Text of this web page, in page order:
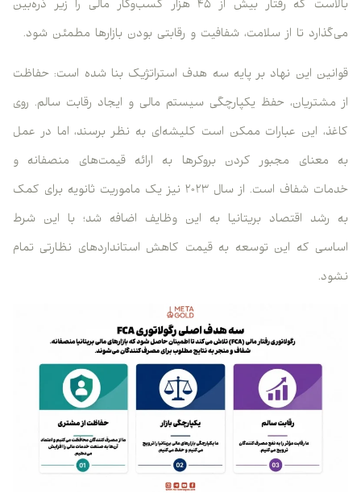
بالاست که رفتار بیش از ۴۵ هزار کسب‌وکار مالی را زیر ذره‌بین
می‌گذارد تا از سلامت، شفافیت و رقابتی بودن بازارها مطمئن شود.
قوانین این نهاد بر پایه سه هدف استراتژیک بنا شده است: حفاظت
از مشتریان، حفظ یکپارچگی سیستم مالی و ایجاد رقابت سالم. روی
کاغذ، این عبارات ممکن است کلیشه‌ای به نظر برسند، اما در عمل
به معنای مجبور کردن بروکرها به ارائه قیمت‌های منصفانه و
خدمات شفاف است. از سال ۲۰۲۳ نیز یک ماموریت ثانویه برای کمک
به رشد اقتصاد بریتانیا به این وظایف اضافه شد؛ با این شرط
اساسی که این توسعه به قیمت کاهش استانداردهای نظارتی تمام
نشود.